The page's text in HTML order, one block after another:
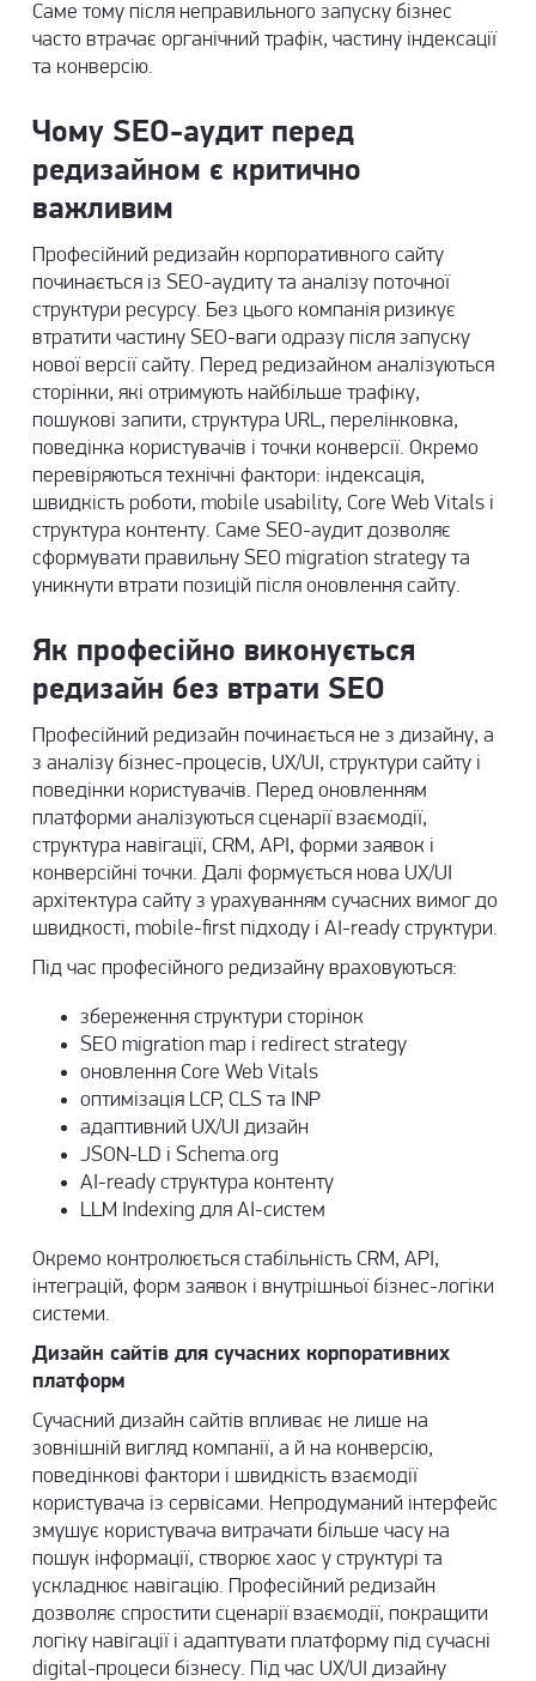
Саме тому після неправильного запуску бізнес
часто втрачає органічний трафік, частину індексації
та конверсію.
Чому SEO-аудит перед
редизайном є критично
важливим
Професійний редизайн корпоративного сайту
починається із SEO-аудиту та аналізу поточної
структури ресурсу. Без цього компанія ризикує
втратити частину SEO-ваги одразу після запуску
нової версії сайту. Перед редизайном аналізуються
сторінки, які отримують найбільше трафіку,
пошукові запити, структура URL, перелінковка,
поведінка користувачів і точки конверсії. Окремо
перевіряються технічні фактори: індексація,
швидкість роботи, mobile usability, Core Web Vitals і
структура контенту. Саме SEO-аудит дозволяє
сформувати правильну SEO migration strategy та
уникнути втрати позицій після оновлення сайту.
Як професійно виконується
редизайн без втрати SEO
Професійний редизайн починається не з дизайну, а
з аналізу бізнес-процесів, UX/UI, структури сайту і
поведінки користувачів. Перед оновленням
платформи аналізуються сценарії взаємодії,
структура навігації, CRM, API, форми заявок і
конверсійні точки. Далі формується нова UX/UI
архітектура сайту з урахуванням сучасних вимог до
швидкості, mobile-first підходу і AI-ready структури.
Під час професійного редизайну враховуються:
збереження структури сторінок
SEO migration map і redirect strategy
оновлення Core Web Vitals
оптимізація LCP, CLS та INP
адаптивний UX/UI дизайн
JSON-LD і Schema.org
AI-ready структура контенту
LLM Indexing для AI-систем
Окремо контролюється стабільність CRM, API,
інтеграцій, форм заявок і внутрішньої бізнес-логіки
системи.
Дизайн сайтів для сучасних корпоративних
платформ
Сучасний дизайн сайтів впливає не лише на
зовнішній вигляд компанії, а й на конверсію,
поведінкові фактори і швидкість взаємодії
користувача із сервісами. Непродуманий інтерфейс
змушує користувача витрачати більше часу на
пошук інформації, створює хаос у структурі та
ускладнює навігацію. Професійний редизайн
дозволяє спростити сценарії взаємодії, покращити
логіку навігації і адаптувати платформу під сучасні
digital-процеси бізнесу. Під час UX/UI дизайну